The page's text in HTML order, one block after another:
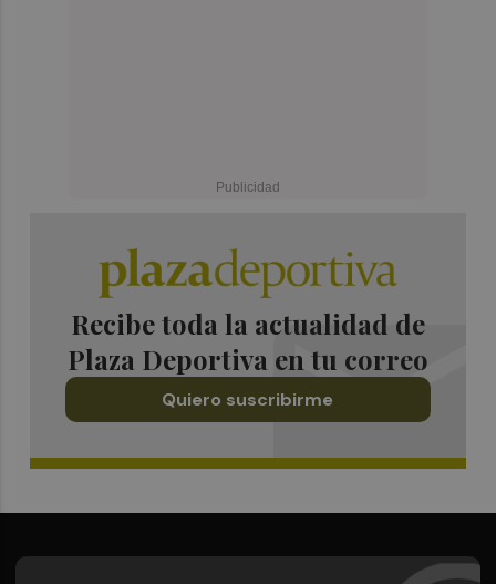
Recibe toda la actualidad de
Plaza Deportiva en tu correo
Quiero suscribirme